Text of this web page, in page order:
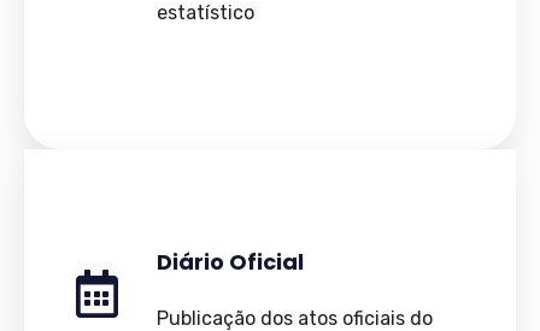
estatístico
Diário Oficial
Publicação dos atos oficiais do